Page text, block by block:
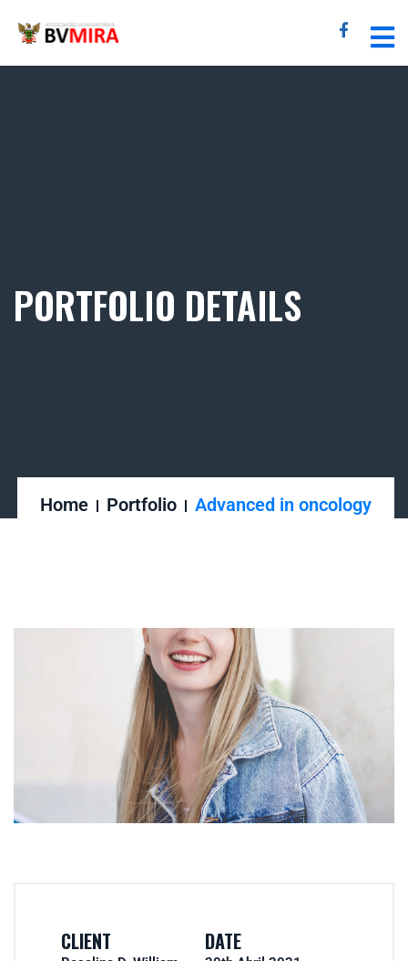
PORTFOLIO DETAILS
Home Portfolio Advanced in oncology
CLIENT DATE